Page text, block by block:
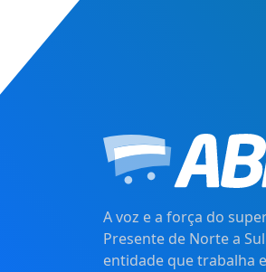
A voz e a força do
Presente de Norte a
entidade que trabalha